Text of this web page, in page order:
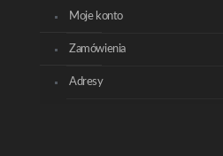
Moje konto
Zamówienia
Adresy